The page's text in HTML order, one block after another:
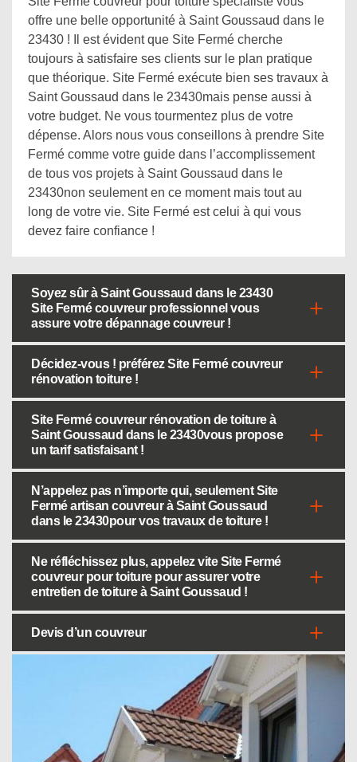
offre une belle opportunité à Saint Goussaud dans le
23430 ! Il est évident que Site Fermé cherche
toujours à satisfaire ses clients sur le plan pratique
que théorique. Site Fermé exécute bien ses travaux à
Saint Goussaud dans le 23430mais pense aussi à
votre budget. Ne vous tourmentez plus de votre
dépense. Alors nous vous conseillons à prendre Site
Fermé comme votre guide dans l’accomplissement
de tous vos projets à Saint Goussaud dans le
23430non seulement en ce moment mais tout au
long de votre vie. Site Fermé est celui à qui vous
devez faire confiance !
Soyez sûr à Saint Goussaud dans le 23430
Site Fermé couvreur professionnel vous
assure votre dépannage couvreur !
Décidez-vous ! préférez Site Fermé couvreur
rénovation toiture !
Site Fermé couvreur rénovation de toiture à
Saint Goussaud dans le 23430vous propose
un tarif satisfaisant !
N’appelez pas n’importe qui, seulement Site
Fermé artisan couvreur à Saint Goussaud
dans le 23430pour vos travaux de toiture !
Ne réfléchissez plus, appelez vite Site Fermé
couvreur pour toiture pour assurer votre
entretien de toiture à Saint Goussaud !
Devis d’un couvreur